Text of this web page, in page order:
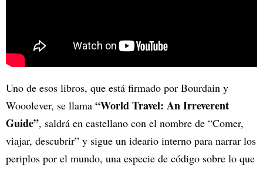
Uno de esos libros, que está firmado por Bourdain y
Wooolever, se llama “World Travel: An Irreverent
Guide”, saldrá en castellano con el nombre de “Comer,
viajar, descubrir” y sigue un ideario interno para narrar los
periplos por el mundo, una especie de código sobre lo que